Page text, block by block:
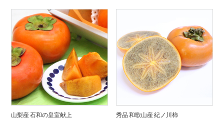
山梨産 石和の皇室献上
秀品 和歌山産 紀ノ川柿